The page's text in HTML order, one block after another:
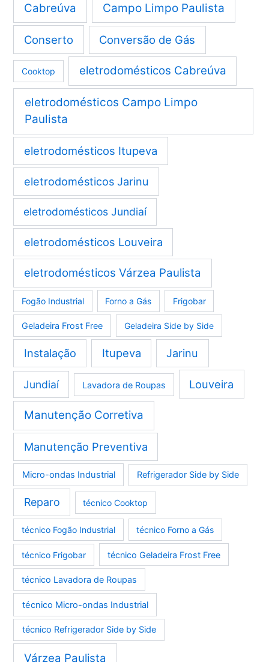
Cabreúva Campo Limpo Paulista
Conserto Conversão de Gás
Cooktop eletrodomésticos Cabreúva
eletrodomésticos Campo Limpo
Paulista
eletrodomésticos Itupeva
eletrodomésticos Jarinu
eletrodomésticos Jundiaí
eletrodomésticos Louveira
eletrodomésticos Várzea Paulista
Fogão Industrial Forno a Gás Frigobar
Geladeira Frost Free Geladeira Side by Side
Instalação Itupeva Jarinu
Jundiaí Lavadora de Roupas Louveira
Manutenção Corretiva
Manutenção Preventiva
Micro-ondas Industrial Refrigerador Side by Side
Reparo técnico Cooktop
técnico Fogão Industrial técnico Forno a Gás
técnico Frigobar técnico Geladeira Frost Free
técnico Lavadora de Roupas
técnico Micro-ondas Industrial
técnico Refrigerador Side by Side
Várzea Paulista